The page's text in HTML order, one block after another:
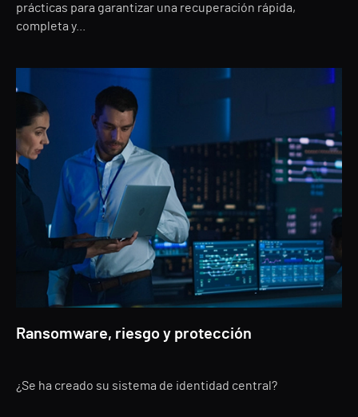
prácticas para garantizar una recuperación rápida,
completa y...
Ransomware, riesgo y protección
¿Se ha creado su sistema de identidad central?